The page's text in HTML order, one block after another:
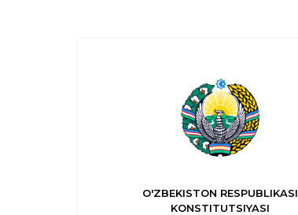
O'ZBEKISTON RESPUBLIKASI
KONSTITUTSIYASI